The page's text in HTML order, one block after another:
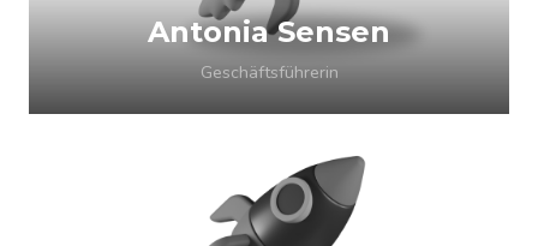
Antonia Sensen
Geschäftsführerin